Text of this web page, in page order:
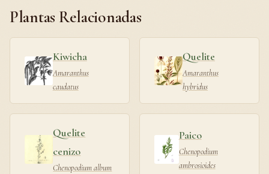
Plantas Relacionadas
Kiwicha
Amaranthus
caudatus
Quelite
Amaranthus
hybridus
Quelite
cenizo
Chenopodium album
Paico
Chenopodium
ambrosioides